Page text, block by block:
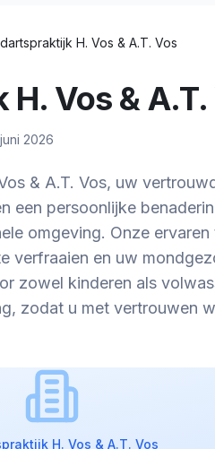
H. Vos & A.T. Vos
Vos & A.T.
2026
& A.T. Vos, uw
een persoonlijke
omgeving. Onze ervaren
verfraaien en uw
zowel kinderen als
zodat u met vertrouwen
H. Vos & A.T. Vos